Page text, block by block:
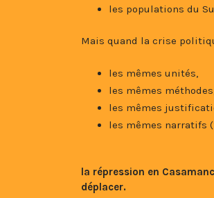
les populations du
Mais quand la crise
les mêmes unités,
les mêmes
les mêmes
les mêmes narratifs
la répression en
déplacer.